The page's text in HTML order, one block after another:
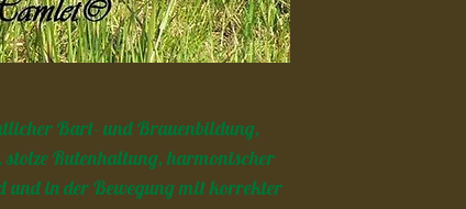
Bart- und Brauenbildung,
Rutenhaltung, harmonischer
und in der Bewegung mit korrekter